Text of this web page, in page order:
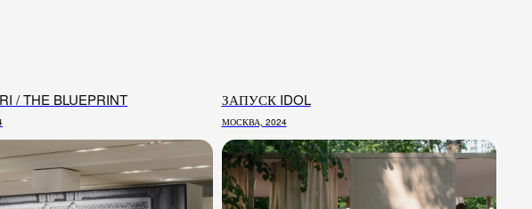
/ THE BLUEPRINT ЗАПУСК IDOL
МОСКВА, 2024